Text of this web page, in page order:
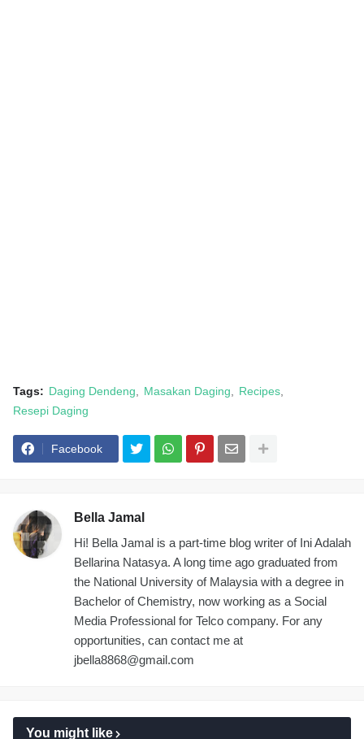
Tags: Daging Dendeng Masakan Daging
Recipes
Resepi Daging
Facebook
Bella Jamal
Hi! Bella Jamal is a part-time blog writer of Ini Adalah
Bellarina Natasya. A long time ago graduated from
the National University of Malaysia with a degree in
Bachelor of Chemistry, now working as a Social
Media Professional for Telco company. For any
opportunities, can contact me at
jbella8868@gmail.com
You might like